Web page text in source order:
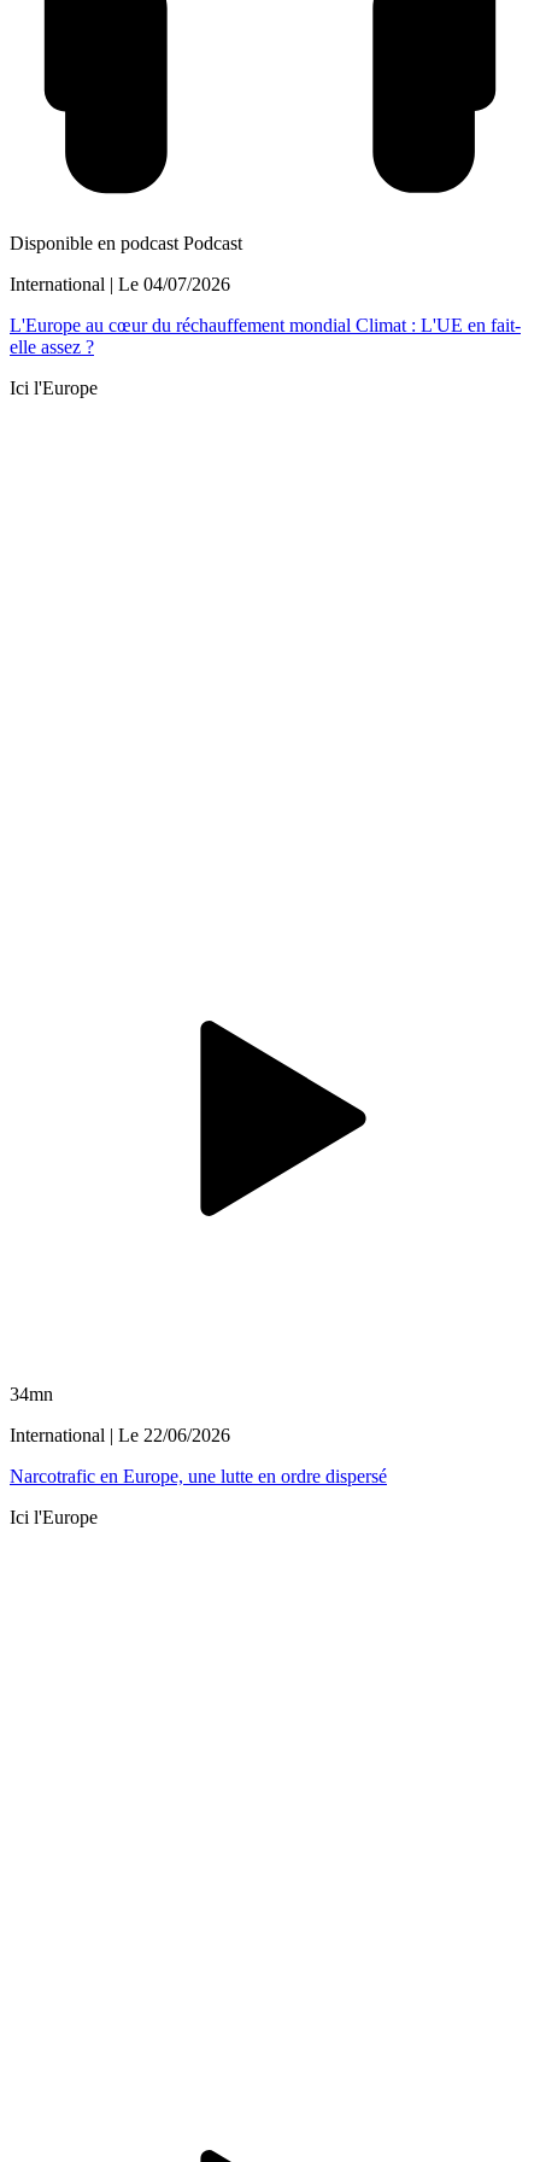
Disponible en podcast Podcast
International | Le 04/07/2026
L'Europe au cœur du réchauffement mondial Climat : L'UE en fait-
elle assez ?
Ici l'Europe
34mn
International | Le 22/06/2026
Narcotrafic en Europe, une lutte en ordre dispersé
Ici l'Europe